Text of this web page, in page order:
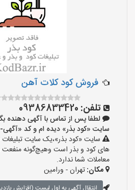
فروش کود کلات آهن
تلفن: 09386833420
لطفا پس از تماس با آگهی دهنده
سایت «کود بذر» دیده ام و کد «آگهی-7» را اعلام کنید»
سایت «کود بذر»،یک سایت
های کود و بذر است وهیچ‌گونه منفعت
معاملات شما ندارد.
مکان:تهران - ورامین
انتقال آگهی به اول لیست (افزایش